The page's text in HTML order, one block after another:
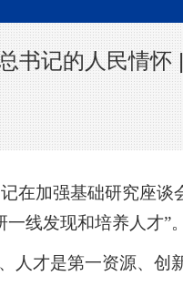
书记的人民情怀
在加强基础研究座
线发现和培养人才”。
人才是第一资源、创